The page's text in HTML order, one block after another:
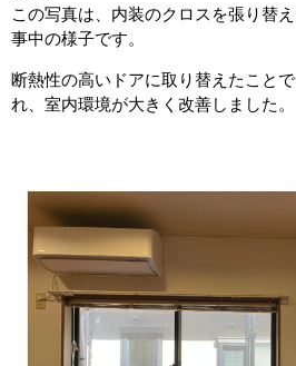
この写真は、内装のクロスを張り替
事中の様子です。
断熱性の高いドアに取り替えたこと
れ、室内環境が大きく改善しました。